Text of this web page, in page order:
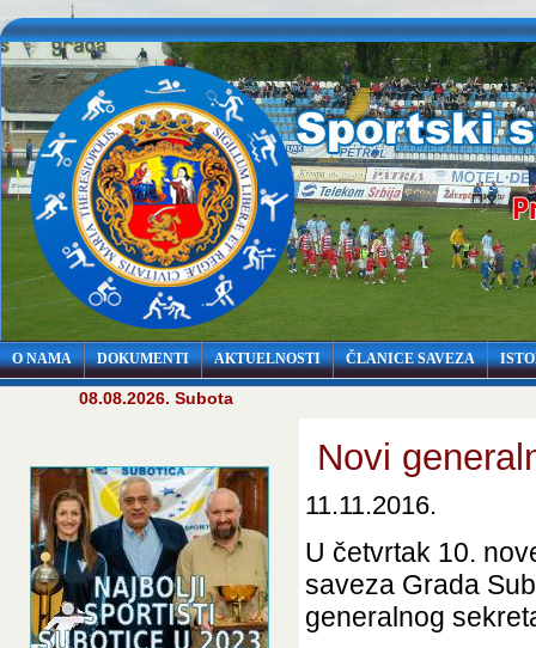
O NAMA DOKUMENTI AKTUELNOSTI ČLANICE SAVEZA
08.08.2026. Subota
Novi
11.11.2016.
U četvrtak 10.
saveza Grada
generalnog